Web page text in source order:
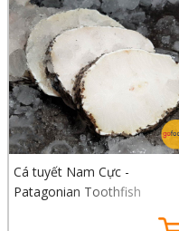
Cá tuyết Nam Cực -
Patagonian Toothfish